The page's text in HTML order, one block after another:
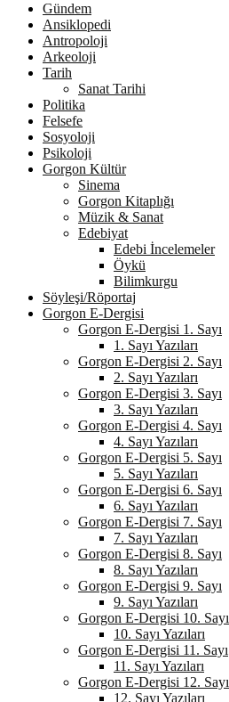
Gündem
Ansiklopedi
Antropoloji
Arkeoloji
Tarih
Sanat Tarihi
Politika
Felsefe
Sosyoloji
Psikoloji
Gorgon Kültür
Sinema
Gorgon Kitaplığı
Müzik & Sanat
Edebiyat
Edebi İncelemeler
Öykü
Bilimkurgu
Söyleşi/Röportaj
Gorgon E-Dergisi
Gorgon E-Dergisi 1. Sayı
1. Sayı Yazıları
Gorgon E-Dergisi 2. Sayı
2. Sayı Yazıları
Gorgon E-Dergisi 3. Sayı
3. Sayı Yazıları
Gorgon E-Dergisi 4. Sayı
4. Sayı Yazıları
Gorgon E-Dergisi 5. Sayı
5. Sayı Yazıları
Gorgon E-Dergisi 6. Sayı
6. Sayı Yazıları
Gorgon E-Dergisi 7. Sayı
7. Sayı Yazıları
Gorgon E-Dergisi 8. Sayı
8. Sayı Yazıları
Gorgon E-Dergisi 9. Sayı
9. Sayı Yazıları
Gorgon E-Dergisi 10. Sayı
10. Sayı Yazıları
Gorgon E-Dergisi 11. Sayı
11. Sayı Yazıları
Gorgon E-Dergisi 12. Sayı
12. Sayı Yazıları